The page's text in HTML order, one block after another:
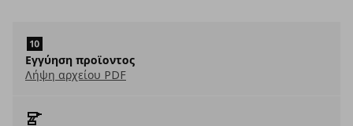
Εγγύηση προϊοντος
Λήψη αρχείου PDF